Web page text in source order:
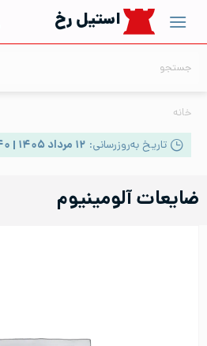
content
استیل رخ
خانه
تاریخ به‌روزرسانی: ۱۲ مرداد ۱۴۰۵ | ۱۶:۴۰
ضایعات آلومینیوم